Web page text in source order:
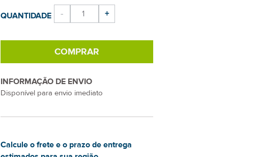
QUANTIDADE - +
COMPRAR
INFORMAÇÃO DE ENVIO
Disponível para envio imediato
Calcule o frete e o prazo de entrega